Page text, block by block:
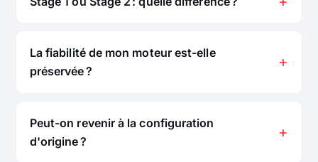
La fiabilité de mon moteur est-elle
préservée ?
Peut-on revenir à la configuration
d'origine ?